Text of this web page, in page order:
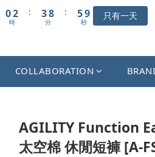
02
1
時
:
3
2
0
8
7
5
4
0
分
:
5
4
2
1
8
7
5
4
0
秒
只有一天
COLLABORATION
AGILITY Function
太空棉 休閒短褲 [A-